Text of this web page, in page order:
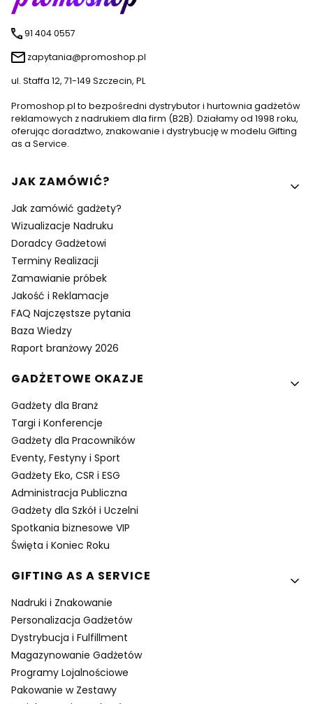
91 404 0557
zapytania@promoshop.pl
ul. Staffa 12, 71-149 Szczecin, PL
Promoshop.pl to bezpośredni dystrybutor i hurtownia gadżetów
reklamowych z nadrukiem dla firm (B2B). Działamy od 1998 roku,
oferując doradztwo, znakowanie i dystrybucję w modelu Gifting
as a Service.
Linki w stopce
JAK ZAMÓWIĆ?
Jak zamówić gadżety?
Wizualizacje Nadruku
Doradcy Gadżetowi
Terminy Realizacji
Zamawianie próbek
Jakość i Reklamacje
FAQ Najczęstsze pytania
Baza Wiedzy
Raport branżowy 2026
GADŻETOWE OKAZJE
Gadżety dla Branż
Targi i Konferencje
Gadżety dla Pracowników
Eventy, Festyny i Sport
Gadżety Eko, CSR i ESG
Administracja Publiczna
Gadżety dla Szkół i Uczelni
Spotkania biznesowe VIP
Święta i Koniec Roku
GIFTING AS A SERVICE
Nadruki i Znakowanie
Personalizacja Gadżetów
Dystrybucja i Fulfillment
Magazynowanie Gadżetów
Programy Lojalnościowe
Pakowanie w Zestawy